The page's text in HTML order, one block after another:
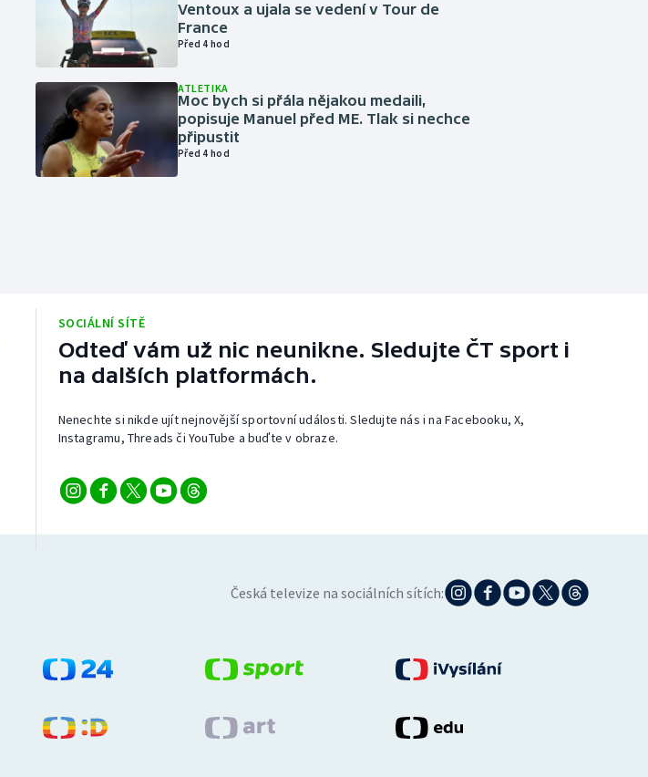
Ventoux a ujala se vedení v Tour de
France
Před 4 hod
ATLETIKA
Moc bych si přála nějakou medaili,
popisuje Manuel před ME. Tlak si nechce
připustit
Před 4 hod
SOCIÁLNÍ SÍTĚ
Odteď vám už nic neunikne. Sledujte ČT sport i
na dalších platformách.
Nenechte si nikde ujít nejnovější sportovní události. Sledujte nás i na Facebooku, X,
Instagramu, Threads či YouTube a buďte v obraze.
Česká televize na sociálních sítích: